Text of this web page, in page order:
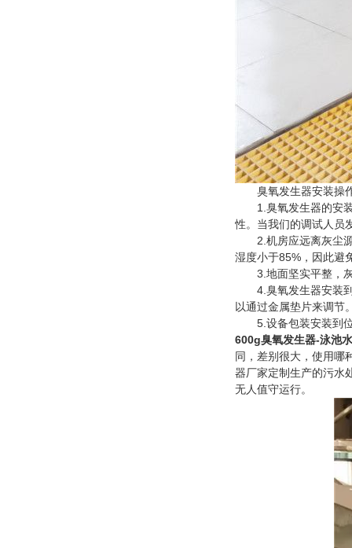
臭氧发生器安装操
1.臭氧发生器的安装
性。当我们的调试人员
2.机房应远离灰尘源
湿度小于85%，因此避
3.地面坚实平整，灰
4.臭氧发生器安装到
以通过金属垫片来调节
5.设备包装安装到位
600g臭氧发生器-泳池
同，差别很大，使用哪
器厂家定制生产的污水
无人值守运行。